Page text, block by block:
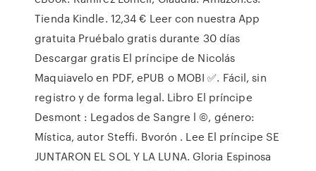
Tienda Kindle. 12,34 € Leer con nuestra App
gratuita Pruébalo gratis durante 30 días
Descargar gratis El príncipe de Nicolás
Maquiavelo en PDF, ePUB o MOBI ✅. Fácil, sin
registro y de forma legal. Libro El príncipe
Desmont : Legados de Sangre l ©, género:
Mística, autor Steffi. Bvorón . Lee El príncipe SE
JUNTARON EL SOL Y LA LUNA. Gloria Espinosa